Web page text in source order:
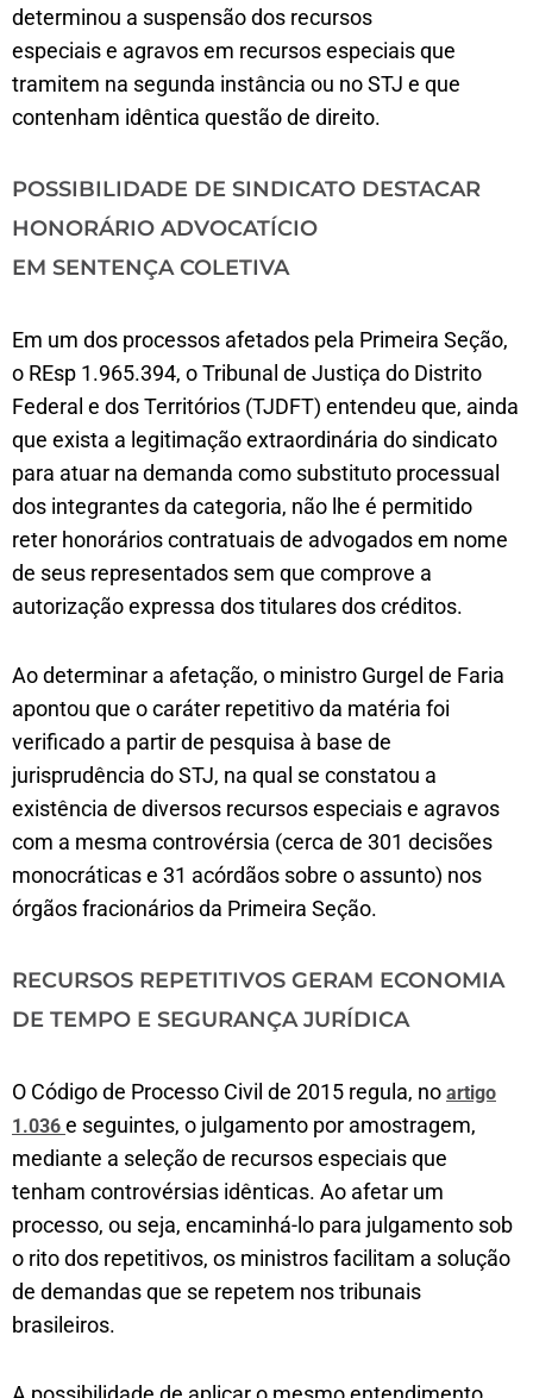
determinou a suspensão dos recursos
especiais e agravos em recursos especiais que
tramitem na segunda instância ou no STJ e que
contenham idêntica questão de direito.
POSSIBILIDADE DE SINDICATO DESTACAR
HONORÁRIO ADVOCATÍCIO
EM SENTENÇA COLETIVA
Em um dos processos afetados pela Primeira Seção,
o REsp 1.965.394, o Tribunal de Justiça do Distrito
Federal e dos Territórios (TJDFT) entendeu que, ainda
que exista a legitimação extraordinária do sindicato
para atuar na demanda como substituto processual
dos integrantes da categoria, não lhe é permitido
reter honorários contratuais de advogados em nome
de seus representados sem que comprove a
autorização expressa dos titulares dos créditos.
Ao determinar a afetação, o ministro Gurgel de Faria
apontou que o caráter repetitivo da matéria foi
verificado a partir de pesquisa à base de
jurisprudência do STJ, na qual se constatou a
existência de diversos recursos especiais e agravos
com a mesma controvérsia (cerca de 301 decisões
monocráticas e 31 acórdãos sobre o assunto) nos
órgãos fracionários da Primeira Seção.
RECURSOS REPETITIVOS GERAM ECONOMIA
DE TEMPO E SEGURANÇA JURÍDICA
O Código de Processo Civil de 2015 regula, no artigo
1.036 e seguintes, o julgamento por amostragem,
mediante a seleção de recursos especiais que
tenham controvérsias idênticas. Ao afetar um
processo, ou seja, encaminhá-lo para julgamento sob
o rito dos repetitivos, os ministros facilitam a solução
de demandas que se repetem nos tribunais
brasileiros.